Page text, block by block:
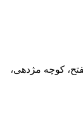
کوچه مژدهی،